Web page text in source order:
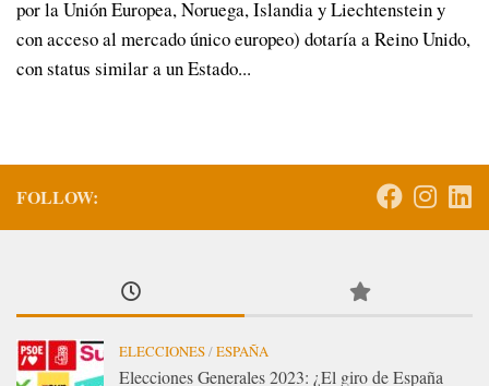
por la Unión Europea, Noruega, Islandia y Liechtenstein y
con acceso al mercado único europeo) dotaría a Reino Unido,
con status similar a un Estado...
FOLLOW:
ELECCIONES/ESPAÑA
Elecciones Generales 2023: ¿El giro de España